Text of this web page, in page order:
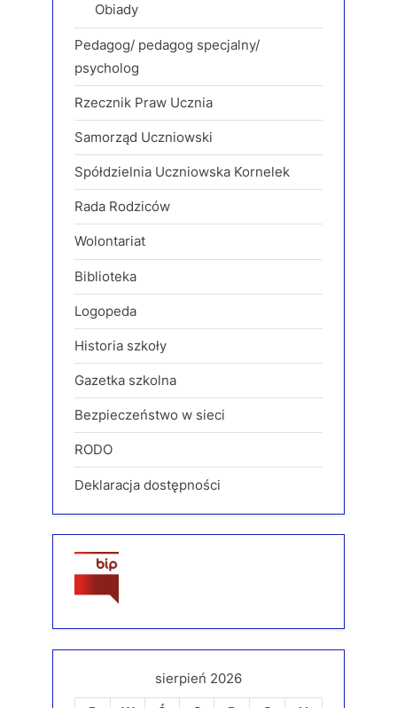
Obiady
Pedagog/ pedagog specjalny/
psycholog
Rzecznik Praw Ucznia
Samorząd Uczniowski
Spółdzielnia Uczniowska Kornelek
Rada Rodziców
Wolontariat
Biblioteka
Logopeda
Historia szkoły
Gazetka szkolna
Bezpieczeństwo w sieci
RODO
Deklaracja dostępności
sierpień 2026